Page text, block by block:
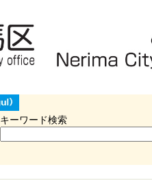
キーワード検索